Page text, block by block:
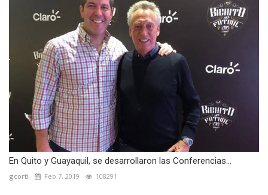
En Quito y Guayaquil, se desarrollaron las Conferencias...
gcorti Feb 7, 2019 108291